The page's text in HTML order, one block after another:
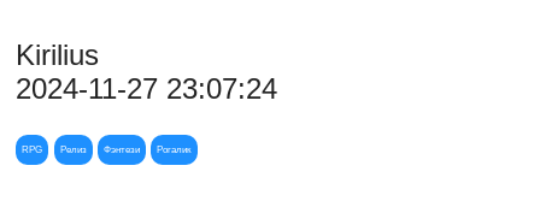
Kirilius
2024-11-27 23:07:24
RPG Релиз Фэнтези Рогалик